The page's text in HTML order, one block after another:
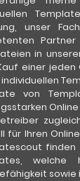
unser
in
einer
von
für Ihren
finden
sowie